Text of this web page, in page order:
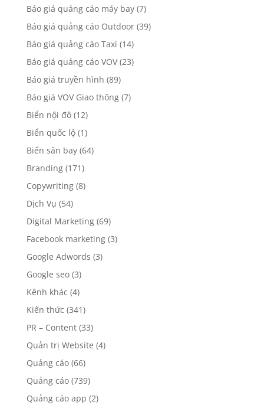
Báo giá quảng cáo máy bay(7)
Báo giá quảng cáo Outdoor(39)
Báo giá quảng cáo Taxi (14)
Báo giá quảng cáo VOV(23)
Báo giá truyền hình (89)
Báo giá VOV Giao thông(7)
Biển nội đô(12)
Biển quốc lộ(1)
Biển sân bay(64)
Branding(171)
Copywriting(8)
Dịch Vụ (54)
Digital Marketing(69)
Facebook marketing(3)
Google Adwords (3)
Google seo(3)
Kênh khác (4)
Kiến thức (341)
PR – Content(33)
Quản trị Website (4)
Quảng cáo(66)
Quảng cáo(739)
Quảng cáo app (2)